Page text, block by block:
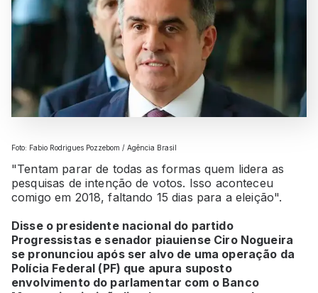
Foto: Fabio Rodrigues Pozzebom / Agência Brasil
"Tentam parar de todas as formas quem lidera as
pesquisas de intenção de votos. Isso aconteceu
comigo em 2018, faltando 15 dias para a eleição".
Disse o presidente nacional do partido
Progressistas e senador piauiense Ciro Nogueira
se pronunciou após ser alvo de uma operação da
Polícia Federal (PF) que apura suposto
envolvimento do parlamentar com o Banco